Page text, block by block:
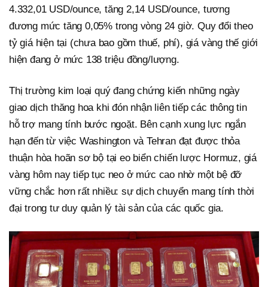
4.332,01 USD/ounce, tăng 2,14 USD/ounce, tương
đương mức tăng 0,05% trong vòng 24 giờ. Quy đổi theo
tỷ giá hiện tại (chưa bao gồm thuế, phí), giá vàng thế giới
hiện đang ở mức 138 triệu đồng/lượng.
Thị trường kim loại quý đang chứng kiến những ngày
giao dịch thăng hoa khi đón nhận liên tiếp các thông tin
hỗ trợ mang tính bước ngoặt. Bên cạnh xung lực ngắn
hạn đến từ việc Washington và Tehran đạt được thỏa
thuận hòa hoãn sơ bộ tại eo biển chiến lược Hormuz, giá
vàng hôm nay tiếp tục neo ở mức cao nhờ một bệ đỡ
vững chắc hơn rất nhiều: sự dịch chuyển mang tính thời
đại trong tư duy quản lý tài sản của các quốc gia.